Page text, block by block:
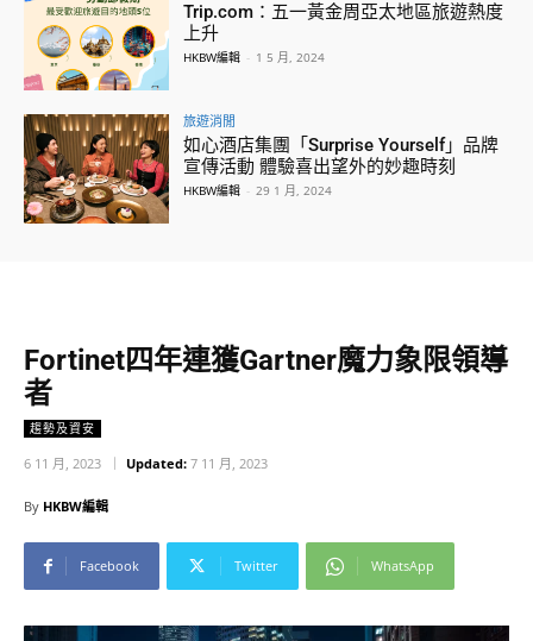
Trip.com：五一黃金周亞太地區旅遊熱度
上升
HKBW編輯 - 1 5 月, 2024
旅遊消閒
如心酒店集團「Surprise Yourself」品牌
宣傳活動 體驗喜出望外的妙趣時刻
HKBW編輯 - 29 1 月, 2024